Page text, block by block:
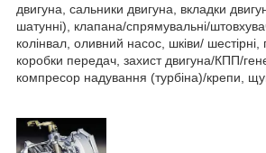
двигуна, сальники двигуна, вкладки
шатунні), клапана/спрямувальні/
колінвал, оливний насос, шківи/ шестірні,
коробки передач, захист двигуна/КПП/
компресор надування (турбіна)/крепи,